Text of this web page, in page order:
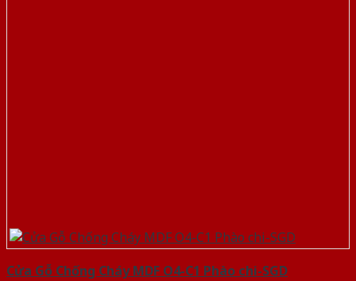
Cửa Gỗ Chống Cháy MDF O4-C1 Phào chi-SGD